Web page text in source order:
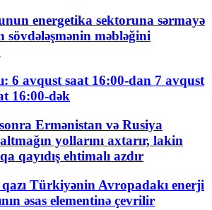
energetika sektoruna sərmayə
sövdələşmənin məbləğini
6 avqust saat 16:00-dan 7 avqust
16:00-dək
Ermənistan və Rusiya
yollarını axtarır, lakin
qayıdış ehtimalı azdır
Türkiyənin Avropadakı enerji
əsas elementinə çevrilir